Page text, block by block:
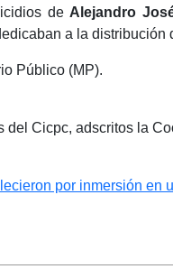
de Alejandro
a la
Público (MP).
Cicpc, adscritos la
por inmersión en